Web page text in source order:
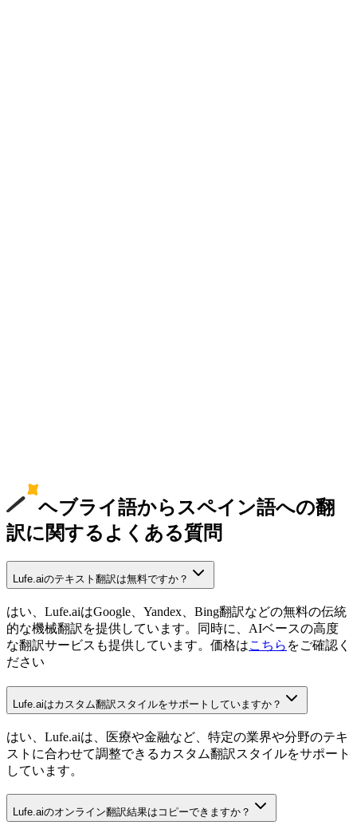
ヘブライ語からスペイン語への翻
訳に関するよくある質問
Lufe.aiのテキスト翻訳は無料ですか？
はい、Lufe.aiはGoogle、Yandex、Bing翻訳などの無料の伝統
的な機械翻訳を提供しています。同時に、AIベースの高度
な翻訳サービスも提供しています。価格はこちら をご確認く
ださい
Lufe.aiはカスタム翻訳スタイルをサポートしていますか？
はい、Lufe.aiは、医療や金融など、特定の業界や分野のテキ
ストに合わせて調整できるカスタム翻訳スタイルをサポート
しています。
Lufe.aiのオンライン翻訳結果はコピーできますか？